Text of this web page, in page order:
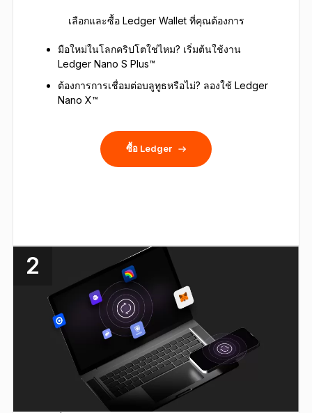
เลือกและซื้อ Ledger Wallet ที่คุณต้องการ
มือใหม่ในโลกคริปโตใช่ไหม? เริ่มต้นใช้งาน
Ledger Nano S Plus™
ต้องการการเชื่อมต่อบลูทูธหรือไม่? ลองใช้ Ledger
Nano X™
ซื้อ Ledger
2